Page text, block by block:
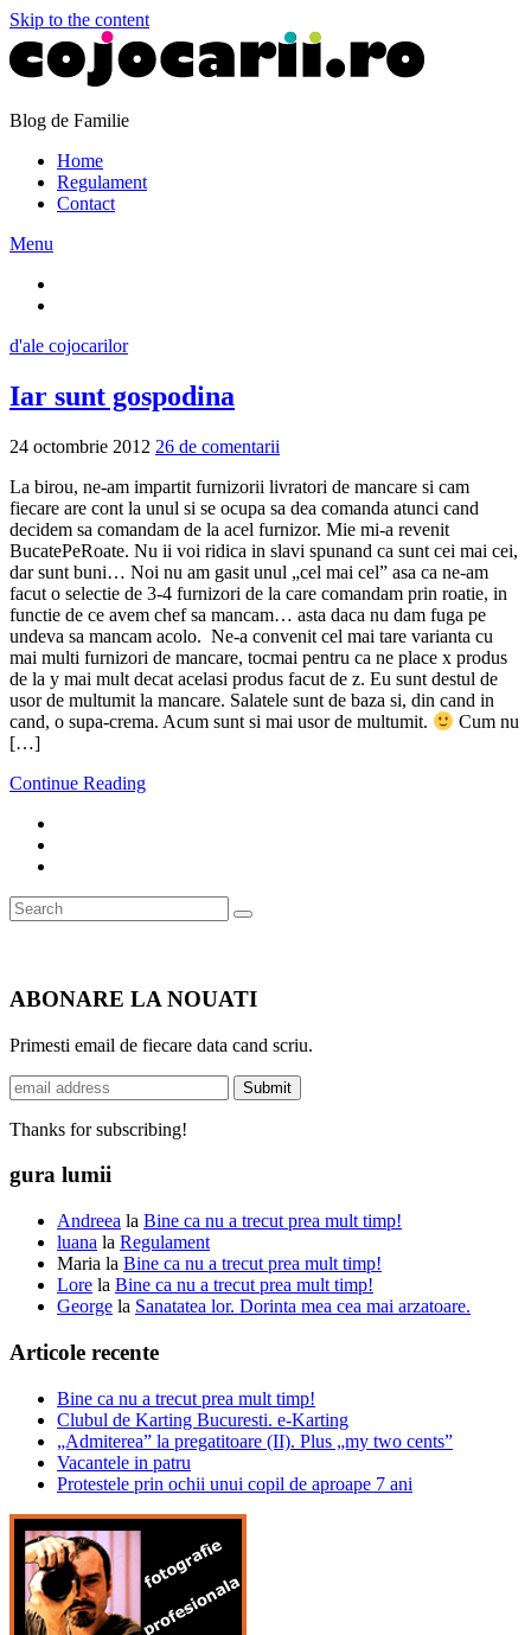
Skip to the content
Blog de Familie
Home
Regulament
Contact
Menu
d'ale cojocarilor
Iar sunt gospodina
24 octombrie 2012 26 de comentarii
La birou, ne-am impartit furnizorii livratori de mancare si cam
fiecare are cont la unul si se ocupa sa dea comanda atunci cand
decidem sa comandam de la acel furnizor. Mie mi-a revenit
BucatePeRoate. Nu ii voi ridica in slavi spunand ca sunt cei mai cei,
dar sunt buni… Noi nu am gasit unul „cel mai cel” asa ca ne-am
facut o selectie de 3-4 furnizori de la care comandam prin roatie, in
functie de ce avem chef sa mancam… asta daca nu dam fuga pe
undeva sa mancam acolo. Ne-a convenit cel mai tare varianta cu
mai multi furnizori de mancare, tocmai pentru ca ne place x produs
de la y mai mult decat acelasi produs facut de z. Eu sunt destul de
usor de multumit la mancare. Salatele sunt de baza si, din cand in
cand, o supa-crema. Acum sunt si mai usor de multumit.
Cum nu
[…]
Continue Reading
Search
for:
Search
ABONARE LA NOUATI
Primesti email de fiecare data cand scriu.
Thanks for subscribing!
gura lumii
Andreea la Bine ca nu a trecut prea mult timp!
luana la Regulament
Maria la Bine ca nu a trecut prea mult timp!
Lore la Bine ca nu a trecut prea mult timp!
George la Sanatatea lor. Dorinta mea cea mai arzatoare.
Articole recente
Bine ca nu a trecut prea mult timp!
Clubul de Karting Bucuresti. e-Karting
„Admiterea” la pregatitoare (II). Plus „my two cents”
Vacantele in patru
Protestele prin ochii unui copil de aproape 7 ani